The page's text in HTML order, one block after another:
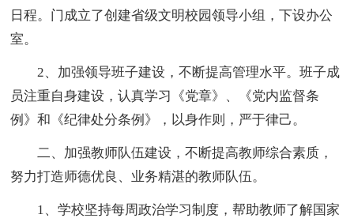
日程。门成立了创建省级文明校园领导小组，下设办公
室。
2、加强领导班子建设，不断提高管理水平。班子成
员注重自身建设，认真学习《党章》、《党内监督条
例》和《纪律处分条例》，以身作则，严于律己。
二、加强教师队伍建设，不断提高教师综合素质，
努力打造师德优良、业务精湛的教师队伍。
1、学校坚持每周政治学习制度，帮助教师了解国家